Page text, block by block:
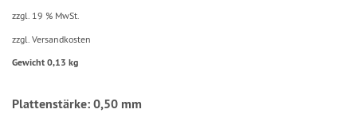
zzgl. 19 % MwSt.
zzgl. Versandkosten
Gewicht 0,13 kg
Plattenstärke:0,50 mm